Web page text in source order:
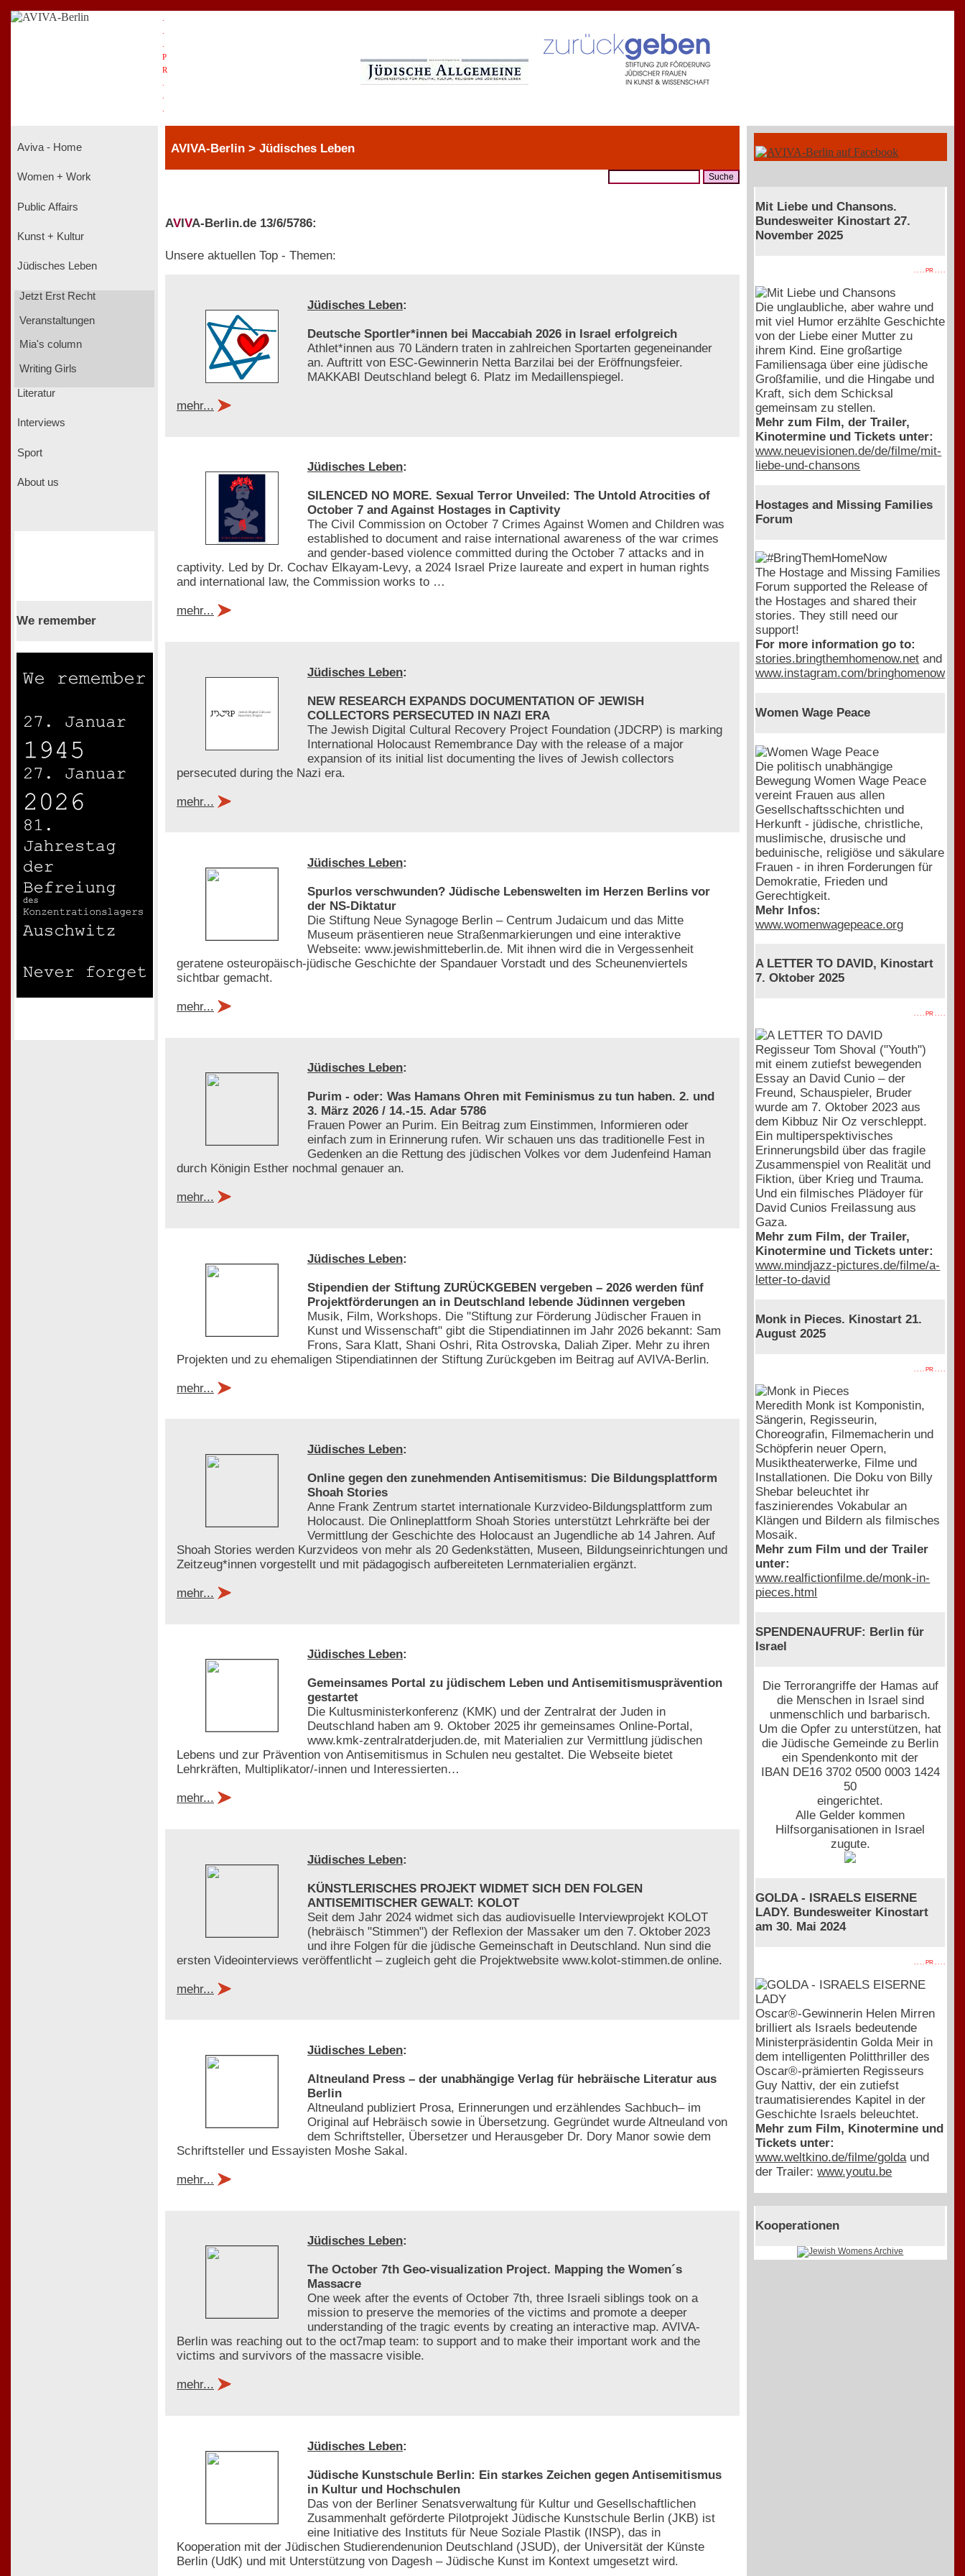
P
R
Aviva - Home
Women + Work
Public Affairs
Kunst + Kultur
Jüdisches Leben
Jetzt Erst Recht
Veranstaltungen
Mia's column
Writing Girls
Literatur
Interviews
Sport
About us
We remember
AVIVA-Berlin > Jüdisches Leben
AVIVA-Berlin.de 13/6/5786:
Unsere aktuellen Top - Themen:
Jüdisches Leben:
Deutsche Sportler*innen bei Maccabiah 2026 in Israel erfolgreich
Athlet*innen aus 70 Ländern traten in zahlreichen Sportarten gegeneinander
an. Auftritt von ESC-Gewinnerin Netta Barzilai bei der Eröffnungsfeier.
MAKKABI Deutschland belegt 6. Platz im Medaillenspiegel.
mehr...
Jüdisches Leben:
SILENCED NO MORE. Sexual Terror Unveiled: The Untold Atrocities of
October 7 and Against Hostages in Captivity
The Civil Commission on October 7 Crimes Against Women and Children was
established to document and raise international awareness of the war crimes
and gender-based violence committed during the October 7 attacks and in
captivity. Led by Dr. Cochav Elkayam-Levy, a 2024 Israel Prize laureate and expert in human rights
and international law, the Commission works to …
mehr...
Jüdisches Leben:
NEW RESEARCH EXPANDS DOCUMENTATION OF JEWISH
COLLECTORS PERSECUTED IN NAZI ERA
The Jewish Digital Cultural Recovery Project Foundation (JDCRP) is marking
International Holocaust Remembrance Day with the release of a major
expansion of its initial list documenting the lives of Jewish collectors
persecuted during the Nazi era.
mehr...
Jüdisches Leben:
Spurlos verschwunden? Jüdische Lebenswelten im Herzen Berlins vor
der NS-Diktatur
Die Stiftung Neue Synagoge Berlin – Centrum Judaicum und das Mitte
Museum präsentieren neue Straßenmarkierungen und eine interaktive
Webseite: www.jewishmitteberlin.de. Mit ihnen wird die in Vergessenheit
geratene osteuropäisch-jüdische Geschichte der Spandauer Vorstadt und des Scheunenviertels
sichtbar gemacht.
mehr...
Jüdisches Leben:
Purim - oder: Was Hamans Ohren mit Feminismus zu tun haben. 2. und
3. März 2026 / 14.-15. Adar 5786
Frauen Power an Purim. Ein Beitrag zum Einstimmen, Informieren oder
einfach zum in Erinnerung rufen. Wir schauen uns das traditionelle Fest in
Gedenken an die Rettung des jüdischen Volkes vor dem Judenfeind Haman
durch Königin Esther nochmal genauer an.
mehr...
Jüdisches Leben:
Stipendien der Stiftung ZURÜCKGEBEN vergeben – 2026 werden fünf
Projektförderungen an in Deutschland lebende Jüdinnen vergeben
Musik, Film, Workshops. Die "Stiftung zur Förderung Jüdischer Frauen in
Kunst und Wissenschaft" gibt die Stipendiatinnen im Jahr 2026 bekannt: Sam
Frons, Sara Klatt, Shani Oshri, Rita Ostrovska, Daliah Ziper. Mehr zu ihren
Projekten und zu ehemaligen Stipendiatinnen der Stiftung Zurückgeben im Beitrag auf AVIVA-Berlin.
mehr...
Jüdisches Leben:
Online gegen den zunehmenden Antisemitismus: Die Bildungsplattform
Shoah Stories
Anne Frank Zentrum startet internationale Kurzvideo-Bildungsplattform zum
Holocaust. Die Onlineplattform Shoah Stories unterstützt Lehrkräfte bei der
Vermittlung der Geschichte des Holocaust an Jugendliche ab 14 Jahren. Auf
Shoah Stories werden Kurzvideos von mehr als 20 Gedenkstätten, Museen, Bildungseinrichtungen und
Zeitzeug*innen vorgestellt und mit pädagogisch aufbereiteten Lernmaterialien ergänzt.
mehr...
Jüdisches Leben:
Gemeinsames Portal zu jüdischem Leben und Antisemitismusprävention
gestartet
Die Kultusministerkonferenz (KMK) und der Zentralrat der Juden in
Deutschland haben am 9. Oktober 2025 ihr gemeinsames Online-Portal,
www.kmk-zentralratderjuden.de, mit Materialien zur Vermittlung jüdischen
Lebens und zur Prävention von Antisemitismus in Schulen neu gestaltet. Die Webseite bietet
Lehrkräften, Multiplikator/-innen und Interessierten…
mehr...
Jüdisches Leben:
KÜNSTLERISCHES PROJEKT WIDMET SICH DEN FOLGEN
ANTISEMITISCHER GEWALT: KOLOT
Seit dem Jahr 2024 widmet sich das audiovisuelle Interviewprojekt KOLOT
(hebräisch "Stimmen") der Reflexion der Massaker um den 7. Oktober 2023
und ihre Folgen für die jüdische Gemeinschaft in Deutschland. Nun sind die
ersten Videointerviews veröffentlicht – zugleich geht die Projektwebsite www.kolot-stimmen.de online.
mehr...
Jüdisches Leben:
Altneuland Press – der unabhängige Verlag für hebräische Literatur aus
Berlin
Altneuland publiziert Prosa, Erinnerungen und erzählendes Sachbuch– im
Original auf Hebräisch sowie in Übersetzung. Gegründet wurde Altneuland von
dem Schriftsteller, Übersetzer und Herausgeber Dr. Dory Manor sowie dem
Schriftsteller und Essayisten Moshe Sakal.
mehr...
Jüdisches Leben:
The October 7th Geo-visualization Project. Mapping the Women´s
Massacre
One week after the events of October 7th, three Israeli siblings took on a
mission to preserve the memories of the victims and promote a deeper
understanding of the tragic events by creating an interactive map. AVIVA-
Berlin was reaching out to the oct7map team: to support and to make their important work and the
victims and survivors of the massacre visible.
mehr...
Jüdisches Leben:
Jüdische Kunstschule Berlin: Ein starkes Zeichen gegen Antisemitismus
in Kultur und Hochschulen
Das von der Berliner Senatsverwaltung für Kultur und Gesellschaftlichen
Zusammenhalt geförderte Pilotprojekt Jüdische Kunstschule Berlin (JKB) ist
eine Initiative des Instituts für Neue Soziale Plastik (INSP), das in
Kooperation mit der Jüdischen Studierendenunion Deutschland (JSUD), der Universität der Künste
Berlin (UdK) und mit Unterstützung von Dagesh – Jüdische Kunst im Kontext umgesetzt wird.
Mit Liebe und Chansons.
Bundesweiter Kinostart 27.
November 2025
. . . . PR . . . .
Die unglaubliche, aber wahre und
mit viel Humor erzählte Geschichte
von der Liebe einer Mutter zu
ihrem Kind. Eine großartige
Familiensaga über eine jüdische
Großfamilie, und die Hingabe und
Kraft, sich dem Schicksal
gemeinsam zu stellen.
Mehr zum Film, der Trailer,
Kinotermine und Tickets unter:
www.neuevisionen.de/de/filme/mit-
liebe-und-chansons
Hostages and Missing Families
Forum
The Hostage and Missing Families
Forum supported the Release of
the Hostages and shared their
stories. They still need our
support!
For more information go to:
stories.bringthemhomenow.net and
www.instagram.com/bringhomenow
Women Wage Peace
Die politisch unabhängige
Bewegung Women Wage Peace
vereint Frauen aus allen
Gesellschaftsschichten und
Herkunft - jüdische, christliche,
muslimische, drusische und
beduinische, religiöse und säkulare
Frauen - in ihren Forderungen für
Demokratie, Frieden und
Gerechtigkeit.
Mehr Infos:
www.womenwagepeace.org
A LETTER TO DAVID, Kinostart
7. Oktober 2025
. . . . PR . . . .
Regisseur Tom Shoval ("Youth")
mit einem zutiefst bewegenden
Essay an David Cunio – der
Freund, Schauspieler, Bruder
wurde am 7. Oktober 2023 aus
dem Kibbuz Nir Oz verschleppt.
Ein multiperspektivisches
Erinnerungsbild über das fragile
Zusammenspiel von Realität und
Fiktion, über Krieg und Trauma.
Und ein filmisches Plädoyer für
David Cunios Freilassung aus
Gaza.
Mehr zum Film, der Trailer,
Kinotermine und Tickets unter:
www.mindjazz-pictures.de/filme/a-
letter-to-david
Monk in Pieces. Kinostart 21.
August 2025
. . . . PR . . . .
Meredith Monk ist Komponistin,
Sängerin, Regisseurin,
Choreografin, Filmemacherin und
Schöpferin neuer Opern,
Musiktheaterwerke, Filme und
Installationen. Die Doku von Billy
Shebar beleuchtet ihr
faszinierendes Vokabular an
Klängen und Bildern als filmisches
Mosaik.
Mehr zum Film und der Trailer
unter:
www.realfictionfilme.de/monk-in-
pieces.html
SPENDENAUFRUF: Berlin für
Israel
Die Terrorangriffe der Hamas auf
die Menschen in Israel sind
unmenschlich und barbarisch.
Um die Opfer zu unterstützen, hat
die Jüdische Gemeinde zu Berlin
ein Spendenkonto mit der
IBAN DE16 3702 0500 0003 1424
50
eingerichtet.
Alle Gelder kommen
Hilfsorganisationen in Israel
zugute.
GOLDA - ISRAELS EISERNE
LADY. Bundesweiter Kinostart
am 30. Mai 2024
. . . . PR . . . .
Oscar®-Gewinnerin Helen Mirren
brilliert als Israels bedeutende
Ministerpräsidentin Golda Meir in
dem intelligenten Politthriller des
Oscar®-prämierten Regisseurs
Guy Nattiv, der ein zutiefst
traumatisierendes Kapitel in der
Geschichte Israels beleuchtet.
Mehr zum Film, Kinotermine und
Tickets unter:
www.weltkino.de/filme/golda und
der Trailer:www.youtu.be
Kooperationen